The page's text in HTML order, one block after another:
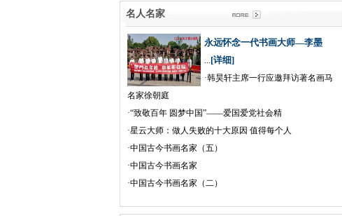
名人名家
永远怀念一代书画大师—李墨
...[详细]
·韩昊轩主席一行应邀拜访著名画马
名家徐朝庭
·“致敬百年 圆梦中国”——爱国爱党社会精
·星云大师：做人失败的十大原因 值得每个人
·中国古今书画名家（五）
·中国古今书画名家
·中国古今书画名家（二）